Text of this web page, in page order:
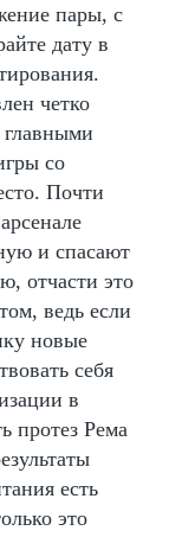
пары, с
дату в
четко
со
Почти
и спасают
отчасти это
ведь если
новые
себя
в
протез Рема
есть
это